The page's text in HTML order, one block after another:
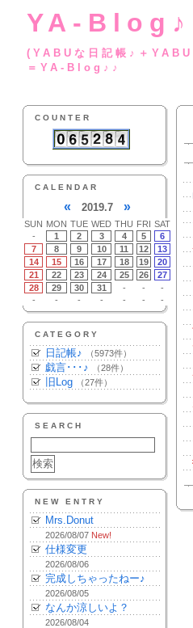
YA-
(YABUな日
＝YA-Blog♪♪
COUNTER
CALENDAR
« 2019.7 »
SUN MON TUE WED THU FRI SAT
-
1 2 3 4 5
6
7
8 9 10 11 12
13
14
15 16 17 18 19
20
21
22 23 24 25 26
27
28
29 30 31 - -
-
-
- - - - - -
CATEGORY
日記帳♪ （5973件）
戯言･･･♪ （28件）
旧Log （27件）
SEARCH
NEW ENTRY
Mrs.Donut
2026/08/07 New!
仕様変更
2026/08/06
完成しちゃったねー♪
2026/08/05
なんか涼しいよ？
2026/08/04